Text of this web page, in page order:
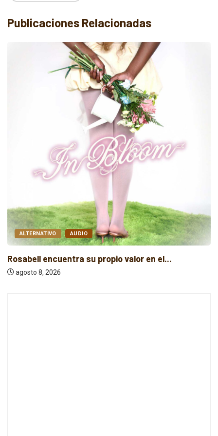
Publicaciones Relacionadas
AUDIO FOLK
Baldy Crawler cuestiona el odio y la...
agosto 8, 2026